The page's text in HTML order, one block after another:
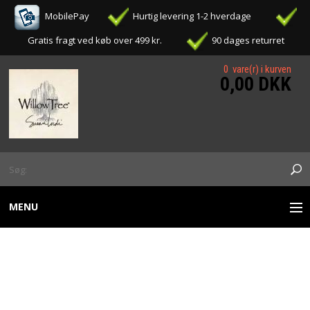
MobilePay
Hurtig levering 1-2 hverdage
Gratis fragt ved køb over 499 kr.
90 dages returret
0 vare(r) i kurven
0,00 DKK
MENU